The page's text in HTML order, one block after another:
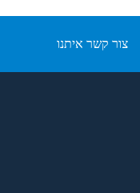
צור קשר איתנו